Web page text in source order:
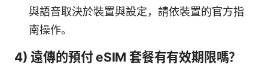
與語音取決於裝置與設定，請依裝置的官方指
南操作。
4) 遠傳的預付 eSIM 套餐有有效期限嗎？